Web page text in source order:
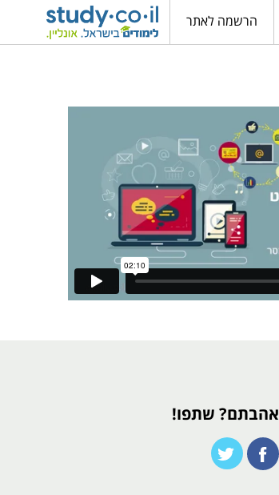
הרשמה לאתר
אהבתם? שתפו!